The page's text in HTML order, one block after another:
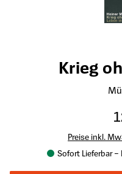
Krieg
Preise inkl.
Sofort Lieferbar –